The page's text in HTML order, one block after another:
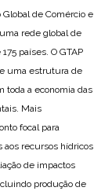
Global de Comércio e
rede global de
países. O GTAP
uma estrutura de
toda a economia das
Mais
focal para
aos recursos hídricos
de impactos
produção de